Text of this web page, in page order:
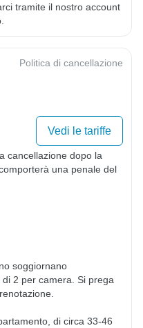
tramite il nostro account
Politica di cancellazione
Vedi le tariffe
cancellazione dopo la
una penale del
soggiornano
2 per camera. Si prega
di circa 33-46